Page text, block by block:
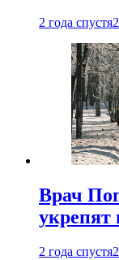
2 года спустя
Врач
укрепят
2 года спустя